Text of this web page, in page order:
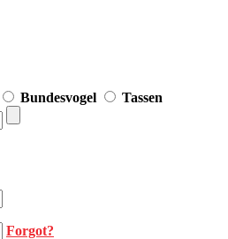
Bundesvogel Tassen
Forgot?